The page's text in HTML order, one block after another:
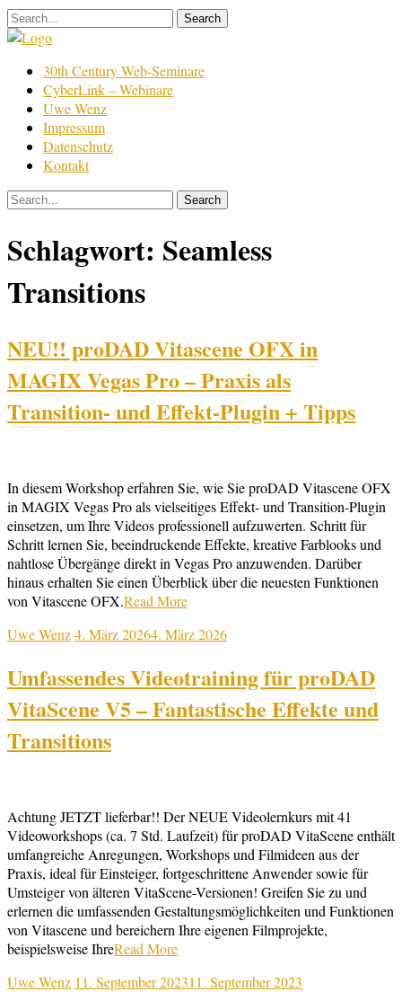
Skip
to
Film
Bearbeitung
30th Century Web-Seminare
CyberLink – Webinare
Uwe Wenz
Impressum
Datenschutz
Kontakt
Schlagwort: Seamless
Transitions
NEU!! proDAD Vitascene OFX in
MAGIX Vegas Pro – Praxis als
Transition- und Effekt-Plugin + Tipps
In diesem Workshop erfahren Sie, wie Sie proDAD Vitascene OFX
in MAGIX Vegas Pro als vielseitiges Effekt- und Transition-Plugin
einsetzen, um Ihre Videos professionell aufzuwerten. Schritt für
Schritt lernen Sie, beeindruckende Effekte, kreative Farblooks und
nahtlose Übergänge direkt in Vegas Pro anzuwenden. Darüber
hinaus erhalten Sie einen Überblick über die neuesten Funktionen
von Vitascene OFX.Read More
Uwe Wenz4. März 20264. März 2026
Umfassendes Videotraining für proDAD
VitaScene V5 – Fantastische Effekte und
Transitions
Achtung JETZT lieferbar!! Der NEUE Videolernkurs mit 41
Videoworkshops (ca. 7 Std. Laufzeit) für proDAD VitaScene enthält
umfangreiche Anregungen, Workshops und Filmideen aus der
Praxis, ideal für Einsteiger, fortgeschrittene Anwender sowie für
Umsteiger von älteren VitaScene-Versionen! Greifen Sie zu und
erlernen die umfassenden Gestaltungsmöglichkeiten und Funktionen
von Vitascene und bereichern Ihre eigenen Filmprojekte,
beispielsweise IhreRead More
Uwe Wenz 11. September 202311. September 2023